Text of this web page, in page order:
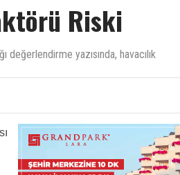
Riski
değerlendirme yazısında, havacılık